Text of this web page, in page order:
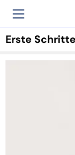
Erste